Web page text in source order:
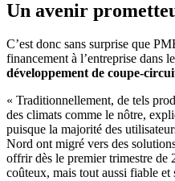
Un avenir
C’est donc sans surprise que
financement à l’entreprise dans
développement de coupe-
« Traditionnellement, de tels
des climats comme le nôtre,
puisque la majorité des
Nord ont migré vers des
offrir dès le premier trimestre de
coûteux, mais tout aussi fiable et